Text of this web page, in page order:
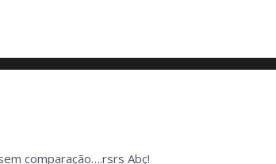
comparação….rsrs Abç!